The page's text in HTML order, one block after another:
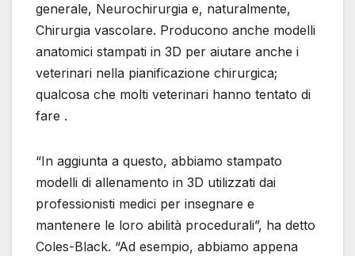
generale, Neurochirurgia e, naturalmente,
Chirurgia vascolare. Producono anche modelli
anatomici stampati in 3D per aiutare anche i
veterinari nella pianificazione chirurgica;
qualcosa che molti veterinari hanno tentato di
fare .
“In aggiunta a questo, abbiamo stampato
modelli di allenamento in 3D utilizzati dai
professionisti medici per insegnare e
mantenere le loro abilità procedurali”, ha detto
Coles-Black. “Ad esempio, abbiamo appena